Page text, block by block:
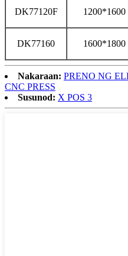
DK77120F 1200*1600
DK77160 1600*1800
Nakaraan: PRENO NG
CNC PRESS
Susunod: X POS 3